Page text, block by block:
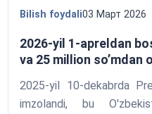
2026-yil 1-apreldan
va 25 million
mumkin
Bilish foydali03 Март 2026
2025-yil 10-dekabrda
imzolandi, bu